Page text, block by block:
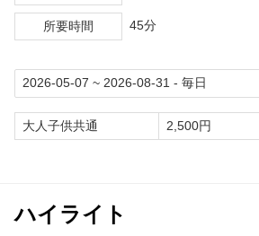
所要時間 45分
大人子供共通 2,500円
ハイライト